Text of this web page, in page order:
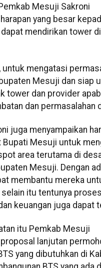
Mesuji Sakroni
yang besar
mendirikan tower
untuk mengatasi
Mesuji dan siap
tower dan provider
dan permasalahan
juga menyampaikan
Bupati Mesuji untuk
area terutama di
Mesuji. Dengan
membantu mereka
itu tentunya proses
keuangan juga dapat
itu Pemkab Mesuji
lanjutan
yang dibutuhkan di